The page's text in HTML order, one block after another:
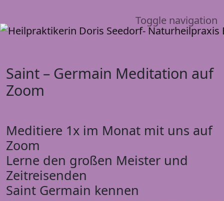
Toggle navigation
Saint – Germain Meditation auf
Zoom
Meditiere 1x im Monat mit uns auf
Zoom
Lerne den großen Meister und
Zeitreisenden
Saint Germain kennen